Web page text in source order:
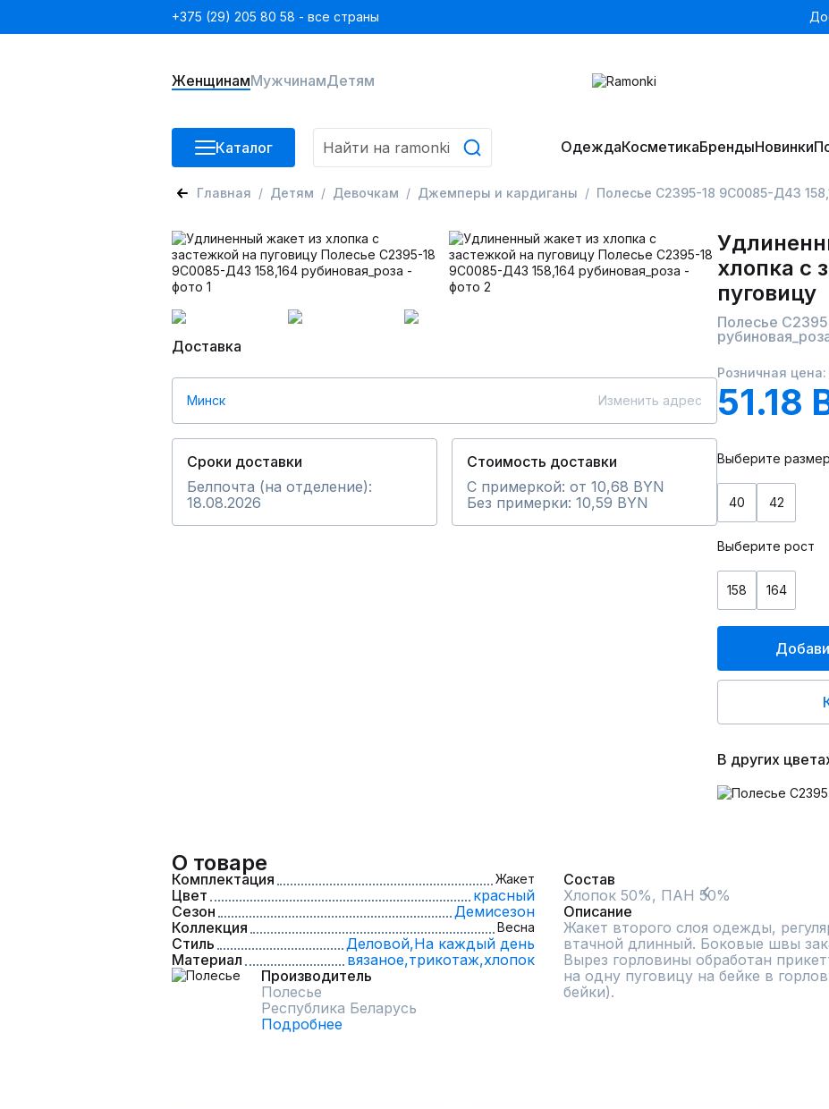
+375 (29) 205 80 58 - все страны
ЖенщинамМужчинамДетям
Каталог ОдеждаКосметикаБрендыНовинки
Главная Детям Девочкам Джемперы и кардиганы Полесье С2395-18 9С0085-Д43
Доставка
Минск Изменить адрес
Сроки доставки
Белпочта (на отделение):
18.08.2026
Стоимость доставки
С примеркой: от 10,68 BYN
Без примерки: 10,59 BYN
хлопка с
пуговицу
Полесье
Розничная цена:
51.18
Выберите размер
40 42
Выберите рост
158 164
В других
О товаре
Комплектация Жакет
Цвет
красный
Сезон
Демисезон
Коллекция
Весна
Стиль Деловой,На каждый день
Материал
вязаное,трикотаж,хлопок
Производитель
Полесье
Республика Беларусь
Подробнее
Состав
Описание
Жакет второго слоя одежды,
втачной длинный. Боковые швы
Вырез горловины обработан
на одну пуговицу на бейке в
бейки).